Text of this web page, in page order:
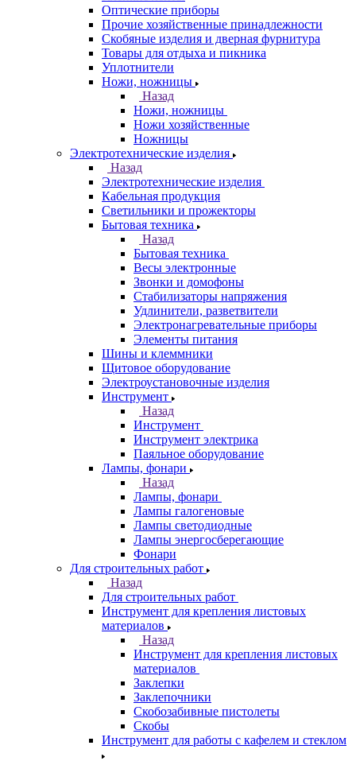
Оптические приборы
Прочие хозяйственные принадлежности
Скобяные изделия и дверная фурнитура
Товары для отдыха и пикника
Уплотнители
Ножи, ножницы
Назад
Ножи, ножницы
Ножи хозяйственные
Ножницы
Электротехнические изделия
Назад
Электротехнические изделия
Кабельная продукция
Светильники и прожекторы
Бытовая техника
Назад
Бытовая техника
Весы электронные
Звонки и домофоны
Стабилизаторы напряжения
Удлинители, разветвители
Электронагревательные приборы
Элементы питания
Шины и клеммники
Щитовое оборудование
Электроустановочные изделия
Инструмент
Назад
Инструмент
Инструмент электрика
Паяльное оборудование
Лампы, фонари
Назад
Лампы, фонари
Лампы галогеновые
Лампы светодиодные
Лампы энергосберегающие
Фонари
Для строительных работ
Назад
Для строительных работ
Инструмент для крепления листовых
материалов
Назад
Инструмент для крепления листовых
материалов
Заклепки
Заклепочники
Скобозабивные пистолеты
Скобы
Инструмент для работы с кафелем и стеклом